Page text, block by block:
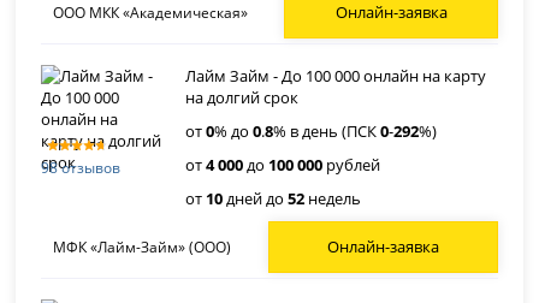
ООО МКК «Академическая» Онлайн-заявка
98 отзывов
Лайм Займ - До 100 000 онлайн на карту
на долгий срок
от0% до0.8% в день (ПСК0-292%)
от4 000до 100 000 рублей
от 10дней до52 недель
МФК «Лайм-Займ» (ООО) Онлайн-заявка